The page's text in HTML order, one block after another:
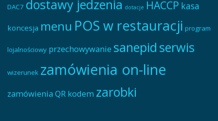
DAC7 dostawy jedzenia dotacje HACCP kasa
koncesja menu POS w restauracji program
lojalnościowy przechowywanie sanepid serwis
wizerunek zamówienia on-line
zamówienia QR kodem zarobki